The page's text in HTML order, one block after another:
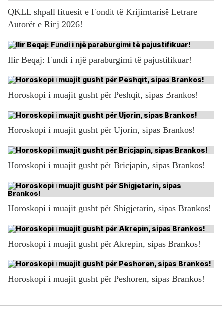
QKLL shpall fituesit e Fondit të Krijimtarisë Letrare
Autorët e Rinj 2026!
Ilir Beqaj: Fundi i një paraburgimi të pajustifikuar!
Horoskopi i muajit gusht për Peshqit, sipas Brankos!
Horoskopi i muajit gusht për Ujorin, sipas Brankos!
Horoskopi i muajit gusht për Bricjapin, sipas Brankos!
Horoskopi i muajit gusht për Shigjetarin, sipas Brankos!
Horoskopi i muajit gusht për Akrepin, sipas Brankos!
Horoskopi i muajit gusht për Peshoren, sipas Brankos!